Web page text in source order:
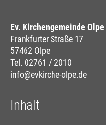
Ev. Kirchengemeinde Olpe
Frankfurter Straße 17
57462 Olpe
Tel. 02761 / 2010
info@evkirche-olpe.de
Inhalt